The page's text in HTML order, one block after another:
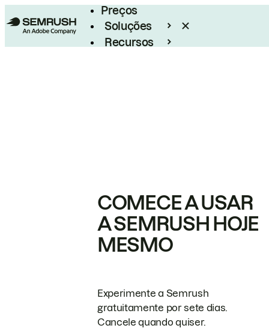
Preços
Soluções
Recursos
COMECE A USAR
A SEMRUSH HOJE
MESMO
Experimente a Semrush
gratuitamente por sete dias.
Cancele quando quiser.